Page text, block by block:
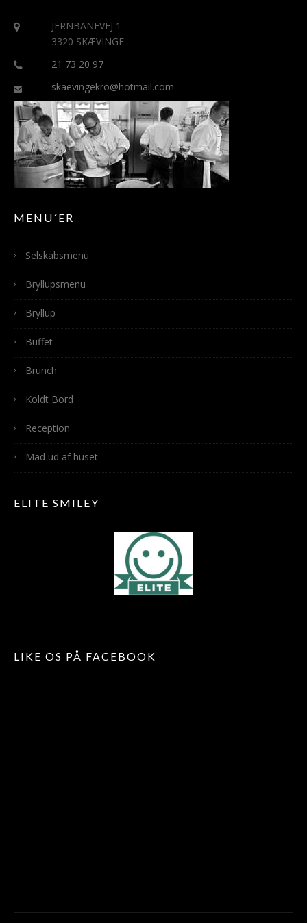
JERNBANEVEJ 1
3320 SKÆVINGE
21 73 20 97
skaevingekro@hotmail.com
MENU´ER
Selskabsmenu
Bryllupsmenu
Bryllup
Buffet
Brunch
Koldt Bord
Reception
Mad ud af huset
ELITE SMILEY
LIKE OS PÅ FACEBOOK